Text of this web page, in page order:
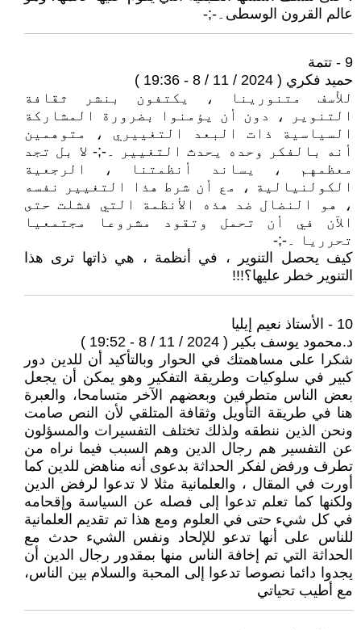
عالم القرون الوسطى۔-;-
9 - تتمة
حميد فكري ( 2024 / 11 / 8 - 19:36 )
للأسف متنورينا ، يكتفون بنشر ثقافة
التنوير ، دون أن يؤمنوا بضرورة المشاركة
السياسية ذات البعد التغييري ، متوهمين
أنه بالفكر وحده يحدث التغيير ۔-;- لا بل تجد
معظمهم ، يساند أنظمتنا ، الرجعية
الكولنيالية ، مع أن شرط هذا التغيير نفسه
، هو النضال ضد هذه الأنظمة التي فشلت حتى
الآن في أن تحمل وتقود مشروعا مجتمعيا
تحرريا ۔-;-
كيف يحصل التنوير ، في أنظمة ، هي ذاتها ترى هذا
التنوير خطر عليها؟!!!
10 - الأستاذ نعيم إيليا
د.محمود يوسف بكير ( 2024 / 11 / 8 - 19:52 )
شكرا على مساهمتك في الحوار وبالتأكيد أن للدين دور
كبير في سلوكيات وطريقة التفكير وهو يمكن أن يجعل
بعض الناس متطرفين وبعضهم الآخر متسامحا، والعبرة
هنا في طريقة التأويل وثقافة المتلقي لأن النص صامت
ونحن الذين ننطقه ولذلك تختلف التفسيرات والمسؤلون
عن التفسير هم رجال الدين وهم السبب فيما نراه من
تطرف ورفض لفكر الحداثة بدعوى أنه مناهض للدين كما
أورت في المقال ، والعلمانية مثلا لا تدعوا لرفض الدين
ولكنها كما تعلم تدعوا إلى فصله عن السياسة وإقحامه
في كل شيء حتى في العلوم ومع هذا تم تقديم العلمانية
للناس على أنها تدعو للإلحاد ونفس الشيء حدث مع
الحداثة التي تم إخافة الناس منها بمقدور رجال الدين أن
يجدوا دائما نصوصا تدعوا إلى المحبة والسلام بين الناس،
مع أطيب تحياتي